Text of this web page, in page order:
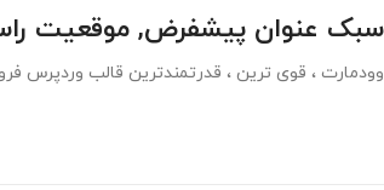
سبک عنوان پیشفرض, موقعیت
وودمارت ، قوی ترین ، قدرتمندترین قالب وردپرس